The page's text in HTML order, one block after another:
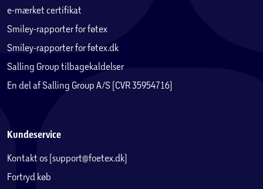
e-mærket certifikat
Smiley-rapporter for føtex
Smiley-rapporter for føtex.dk
Salling Group tilbagekaldelser
En del af Salling Group A/S (CVR 35954716)
Kundeservice
Kontakt os (support@foetex.dk)
Fortryd køb